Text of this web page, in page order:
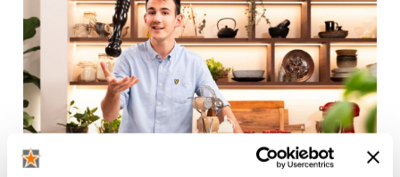
Loïc kookt in stijl voor njam!